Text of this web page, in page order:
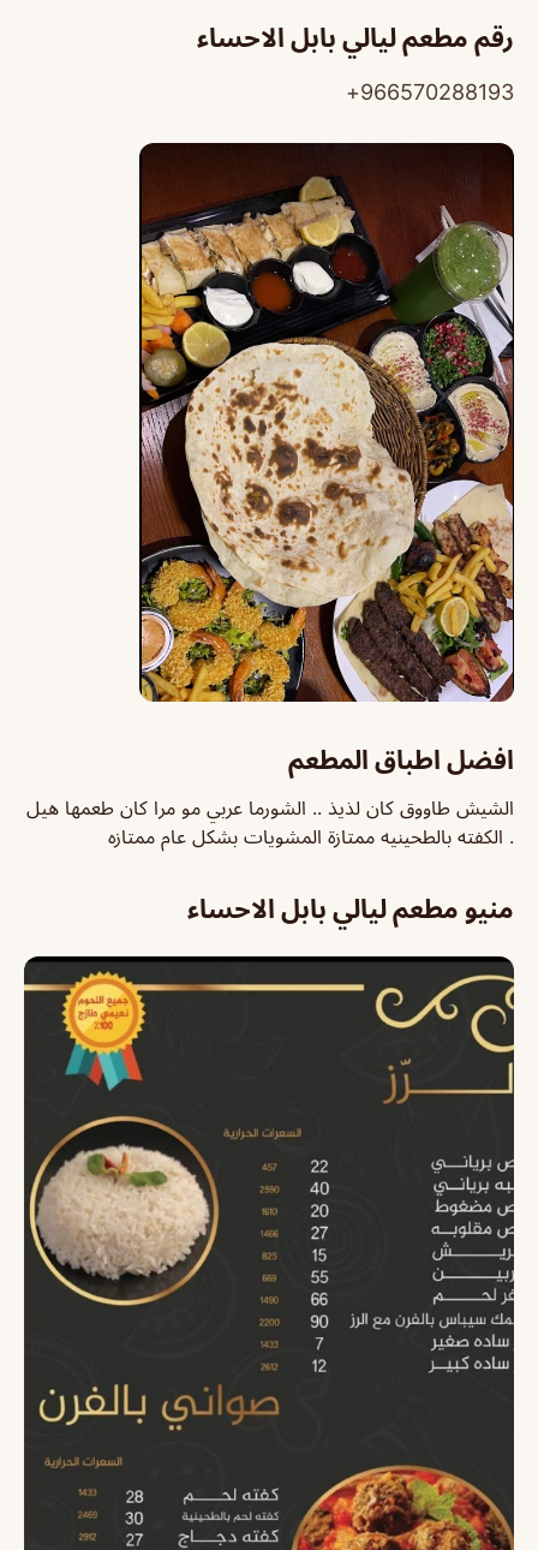
رقم مطعم ليالي بابل الاحساء
966570288193+
افضل اطباق المطعم
الشيش طاووق كان لذيذ .. الشورما عربي مو مرا كان طعمها هيل
. الكفته بالطحينيه ممتازة المشويات بشكل عام ممتازه
منيو مطعم ليالي بابل الاحساء